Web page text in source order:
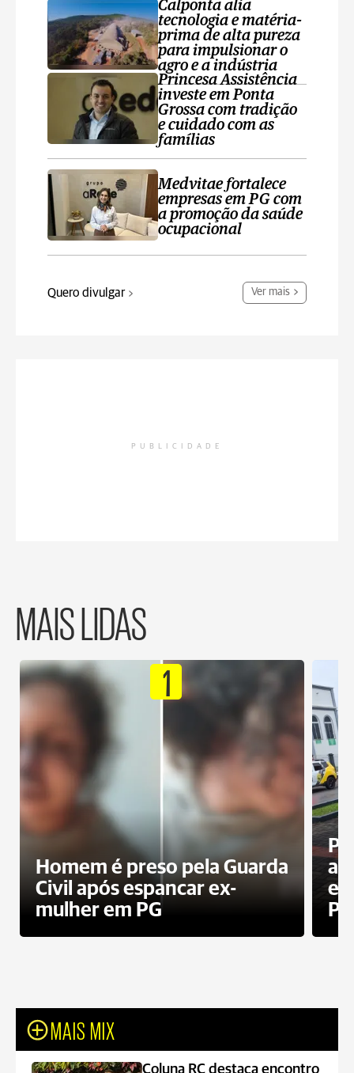
Calponta alia
tecnologia e matéria-
prima de alta pureza
para impulsionar o
agro e a indústria
Princesa Assistência
investe em Ponta
Grossa com tradição
e cuidado com as
famílias
Medvitae fortalece
empresas em PG com
a promoção da saúde
ocupacional
Quero divulgar Ver mais
PUBLICIDADE
MAIS LIDAS
1
Homem é preso pela Guarda
Civil após espancar ex-
mulher em PG
MAIS MIX
Coluna RC destaca encontro